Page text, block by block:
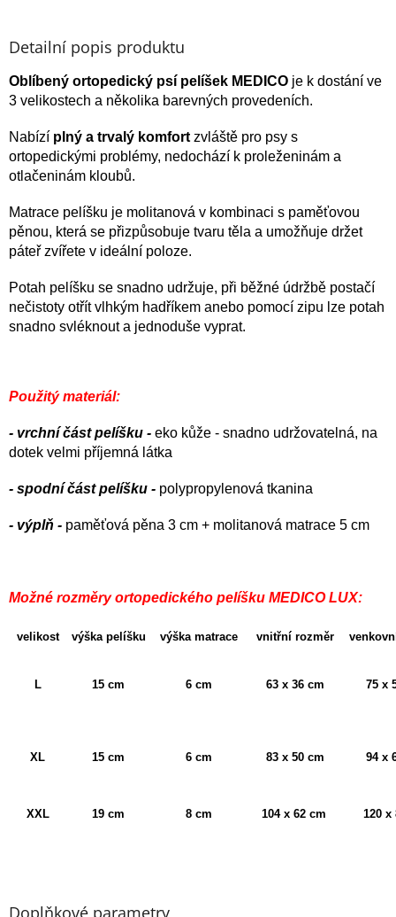
Detailní popis produktu
Oblíbený ortopedický psí pelíšek MEDICO je k dostání ve
3 velikostech a několika barevných provedeních.
Nabízí plný a trvalý komfort zvláště pro psy s
ortopedickými problémy, nedochází k proleženinám a
otlačeninám kloubů.
Matrace pelíšku je molitanová v kombinaci s paměťovou
pěnou, která se přizpůsobuje tvaru těla a umožňuje držet
páteř zvířete v ideální poloze.
Potah pelíšku se snadno udržuje, při běžné údržbě postačí
nečistoty otřít vlhkým hadříkem anebo pomocí zipu lze potah
snadno svléknout a jednoduše vyprat.
Použitý materiál:
- vrchní část pelíšku - eko kůže - snadno udržovatelná, na
dotek velmi příjemná látka
- spodní část pelíšku - polypropylenová tkanina
- výplň - paměťová pěna 3 cm + molitanová matrace 5 cm
Možné rozměry ortopedického pelíšku MEDICO LUX:
velikost výška pelíšku výška matrace vnitřní rozměr
L 15 cm 6 cm 63 x 36 cm 75 x
XL 15 cm 6 cm 83 x 50 cm 94 x
XXL 19 cm 8 cm 104 x 62 cm 120 x